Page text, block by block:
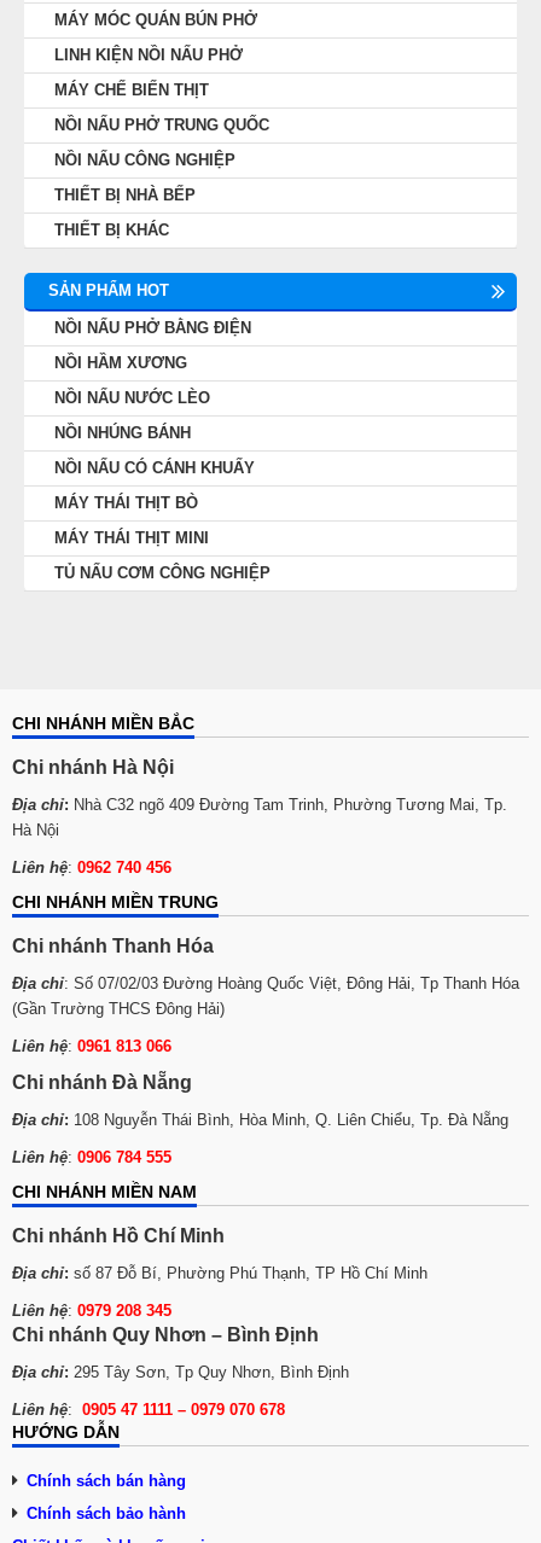
MÁY MÓC QUÁN BÚN PHỞ
LINH KIỆN NỒI NẤU PHỞ
MÁY CHẾ BIẾN THỊT
NỒI NẤU PHỞ TRUNG QUỐC
NỒI NẤU CÔNG NGHIỆP
THIẾT BỊ NHÀ BẾP
THIẾT BỊ KHÁC
SẢN PHẨM HOT
NỒI NẤU PHỞ BẰNG ĐIỆN
NỒI HẦM XƯƠNG
NỒI NẤU NƯỚC LÈO
NỒI NHÚNG BÁNH
NỒI NẤU CÓ CÁNH KHUẤY
MÁY THÁI THỊT BÒ
MÁY THÁI THỊT MINI
TỦ NẤU CƠM CÔNG NGHIỆP
CHI NHÁNH MIỀN BẮC
Chi nhánh Hà Nội
Địa chỉ: Nhà C32 ngõ 409 Đường Tam Trinh, Phường Tương Mai, Tp.
Hà Nội
Liên hệ: 0962 740 456
CHI NHÁNH MIỀN TRUNG
Chi nhánh Thanh Hóa
Địa chỉ: Số 07/02/03 Đường Hoàng Quốc Việt, Đông Hải, Tp Thanh Hóa
(Gần Trường THCS Đông Hải)
Liên hệ: 0961 813 066
Chi nhánh Đà Nẵng
Địa chỉ: 108 Nguyễn Thái Bình, Hòa Minh, Q. Liên Chiểu, Tp. Đà Nẵng
Liên hệ: 0906 784 555
CHI NHÁNH MIỀN NAM
Chi nhánh Hồ Chí Minh
Địa chỉ: số 87 Đỗ Bí, Phường Phú Thạnh, TP Hồ Chí Minh
Liên hệ: 0979 208 345
Chi nhánh Quy Nhơn – Bình Định
Địa chỉ: 295 Tây Sơn, Tp Quy Nhơn, Bình Định
Liên hệ: 0905 47 1111 – 0979 070 678
HƯỚNG DẪN
Chính sách bán hàng
Chính sách bảo hành